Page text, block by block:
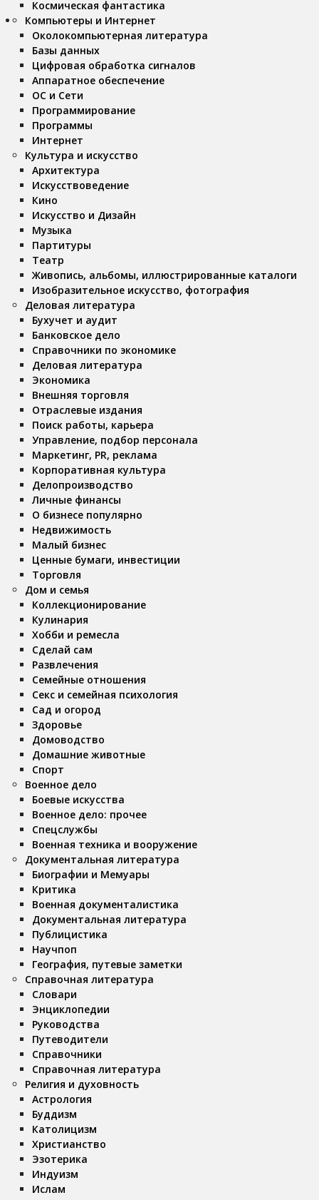
Космическая фантастика
Компьютеры и Интернет
Околокомпьютерная литература
Базы данных
Цифровая обработка сигналов
Аппаратное обеспечение
ОС и Сети
Программирование
Программы
Интернет
Культура и искусство
Архитектура
Искусствоведение
Кино
Искусство и Дизайн
Музыка
Партитуры
Театр
Живопись, альбомы, иллюстрированные каталоги
Изобразительное искусство, фотография
Деловая литература
Бухучет и аудит
Банковское дело
Справочники по экономике
Деловая литература
Экономика
Внешняя торговля
Отраслевые издания
Поиск работы, карьера
Управление, подбор персонала
Маркетинг, PR, реклама
Корпоративная культура
Делопроизводство
Личные финансы
О бизнесе популярно
Недвижимость
Малый бизнес
Ценные бумаги, инвестиции
Торговля
Дом и семья
Коллекционирование
Кулинария
Хобби и ремесла
Сделай сам
Развлечения
Семейные отношения
Секс и семейная психология
Сад и огород
Здоровье
Домоводство
Домашние животные
Спорт
Военное дело
Боевые искусства
Военное дело: прочее
Спецслужбы
Военная техника и вооружение
Документальная литература
Биографии и Мемуары
Критика
Военная документалистика
Документальная литература
Публицистика
Научпоп
География, путевые заметки
Справочная литература
Словари
Энциклопедии
Руководства
Путеводители
Справочники
Справочная литература
Религия и духовность
Астрология
Буддизм
Католицизм
Христианство
Эзотерика
Индуизм
Ислам